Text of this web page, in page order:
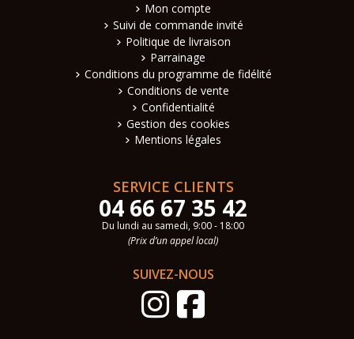
Mon compte
Suivi de commande invité
Politique de livraison
Parrainage
Conditions du programme de fidélité
Conditions de vente
Confidentialité
Gestion des cookies
Mentions légales
SERVICE CLIENTS
04 66 67 35 42
Du lundi au samedi, 9:00 - 18:00
(Prix d’un appel local)
SUIVEZ-NOUS